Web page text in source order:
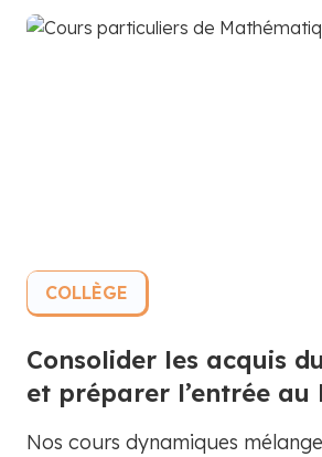
COLLÈGE
Consolider les acquis
et préparer l’entrée au
Nos cours dynamiques